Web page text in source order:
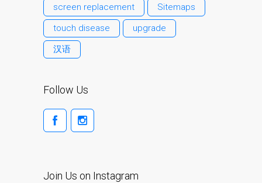
l’iPhone d’Apple
Les réparations pour la
Mac réparation avec votre
screen replacement
Sitemaps
touch disease
upgrade
汉语
Follow Us
Join Us on Instagram